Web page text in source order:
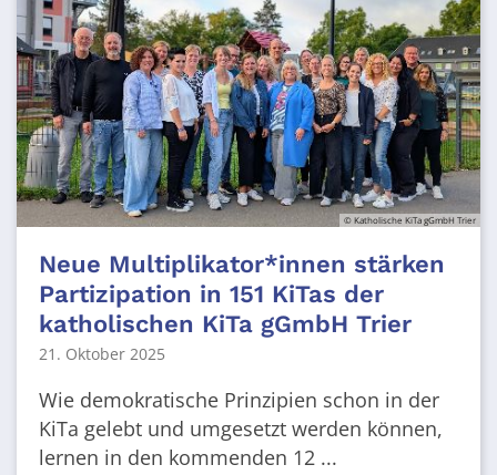
© Katholische KiTa gGmbH Trier
Neue Multiplikator*innen stärken
Partizipation in 151 KiTas der
katholischen KiTa gGmbH Trier
21. Oktober 2025
Wie demokratische Prinzipien schon in der
KiTa gelebt und umgesetzt werden können,
lernen in den kommenden 12 ...